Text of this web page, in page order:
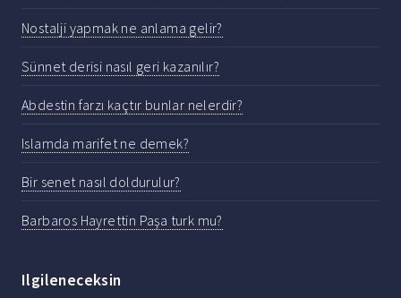
Nostalji yapmak ne anlama gelir?
Sünnet derisi nasıl geri kazanılır?
Abdestin farzı kaçtır bunlar nelerdir?
Islamda marifet ne demek?
Bir senet nasıl doldurulur?
Barbaros Hayrettin Paşa turk mu?
Ilgileneceksin